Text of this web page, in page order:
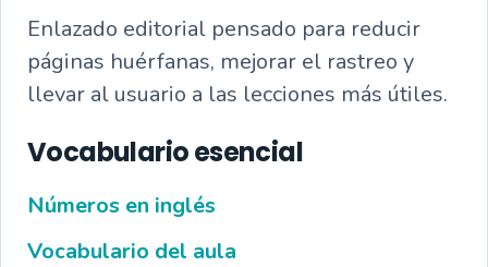
Enlazado editorial pensado para reducir
páginas huérfanas, mejorar el rastreo y
llevar al usuario a las lecciones más útiles.
Vocabulario esencial
Números en inglés
Vocabulario del aula